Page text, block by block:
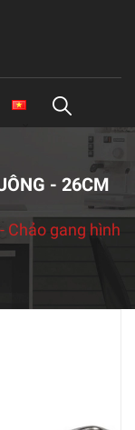
- 26CM
Chảo gang hình